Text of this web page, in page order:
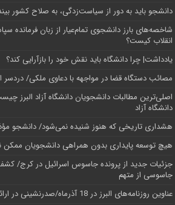
دانشجو باید به دور از سیاست‌زدگی، به صلاح کشور
شاخصه‌های بارز دانشجوی تمام‌عیار از زبان فرمانده
انقلاب کیست؟
یادداشت| چرا دانشگاه باید نقش خود را بازآرایی کند؟
مصائب دستگاه قضا در مواجهه با دعاوی ملکی/ دردسر
اصلی‌ترین مطالبات دانشجویان دانشگاه آزاد البرز
دانشگاه آز‌اد
هشداری تاریخی که هنوز شنیده نمی‌شود/ دانشجو
هیچ توسعه پایداری بدون همراهی دانشجویان
جزئیات جدید از پرونده جاسوس اسرائیل در کرج/‌
جاسوسی از متهم
عناوین روزنامه‌های البرز در ‌18 آذرماه/صدرنشینی در ارائه خدمات زایمان بی‌درد